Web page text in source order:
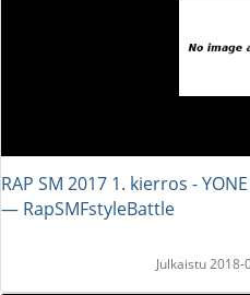
RAP SM 2017 1. kierros -
― RapSMFstyleBattle
Julkaistu